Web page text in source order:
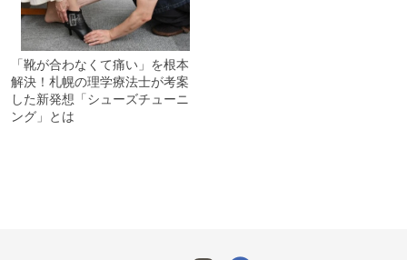
「靴が合わなくて痛い」を根本
解決！札幌の理学療法士が考案
した新発想「シューズチューニ
ング」とは